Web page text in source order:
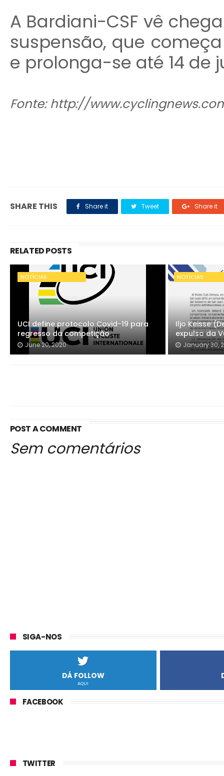
A Bardiani-CSF vê
suspensão, que
e prolonga-se até 14 de
Fonte: http://
SHARE THIS Share it Tweet Share it
RELATED POSTS
NOTÍCIAS
UCI define protocolo Covid-19 para
regresso da competição
June 20, 2020
NOTÍCIAS
Iljo Keisse
expulso da
January 30,
POST A COMMENT
Sem comentários
SIGA-NOS
DÁ FOLLOW
AQUI
FACEBOOK
TWITTER